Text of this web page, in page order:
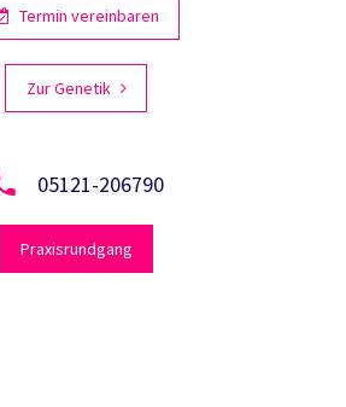
Termin vereinbaren
Zur Genetik
05121-206790
Praxisrundgang